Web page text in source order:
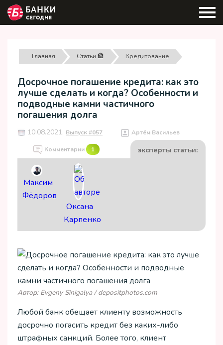
Главная Статьи 🏦 Кредитование
Досрочное погашение кредита: как это
лучше сделать и когда? Особенности и
подводные камни частичного
погашения долга
10.08.2021, Выпуск #057 Артём Васильев
Комментарии 1 эксперты статьи:
Максим
Фёдоров
Оксана
Карпенко
Автор: Evgeny Sinigalya / depositphotos.com
Любой банк обещает клиенту возможность
досрочно погасить кредит без каких-либо
штрафных санкций. Более того, клиент